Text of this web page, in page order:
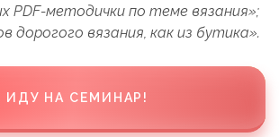
PDF-методички по теме вязания»;
дорогого вязания, как из бутика».
ИДУ НА СЕМИНАР!